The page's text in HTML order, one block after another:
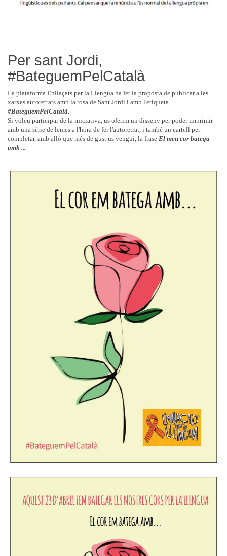
Per sant Jordi,
#BateguemPelCatalà
La plataforma Enllaçats per la Llengua ha fet la proposta de publicar a les
xarxes autoretrats amb la rosa de Sant Jordi i amb l'etiqueta
#BateguemPelCatalà
Si voleu participar de la iniciativa, us oferim un disseny per poder imprimir
amb una sèrie de lemes a l'hora de fer l'autoretrat, i també un cartell per
completar, amb allò que més de gust us vengui, la frase El meu cor batega
amb ...